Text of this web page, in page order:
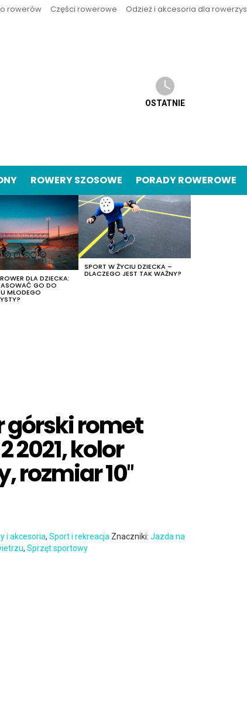
rowerów Części rowerowe Odzież i akcesoria dla
OSTATNIE
ROWERY SZOSOWE PORADY ROWEROWE
DLA DZIECKA:
GO DO
MŁODEGO
SPORT W ŻYCIU DZIECKA –
DLACZEGO JEST TAK WAŻNY?
górski romet
2021, kolor
rozmiar 10″
i akcesoria,Sport i rekreacja Znaczniki:Jazda na
,Sprzęt sportowy